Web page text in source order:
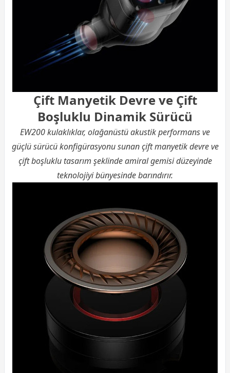
Çift Manyetik Devre ve Çift
Boşluklu Dinamik Sürücü
EW200 kulaklıklar, olağanüstü akustik performans ve
güçlü sürücü konfigürasyonu sunan çift manyetik devre ve
çift boşluklu tasarım şeklinde amiral gemisi düzeyinde
teknolojiyi bünyesinde barındırır.